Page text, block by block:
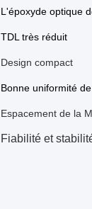
L'époxyde optique
TDL très réduit
Design compact
Bonne uniformité
Espacement de la
Fiabilité et